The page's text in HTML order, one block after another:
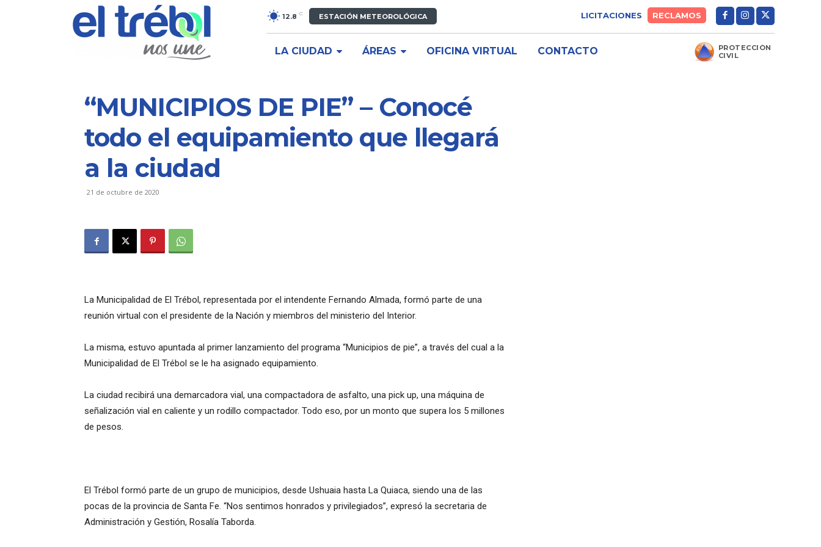
12.8 C ESTACIÓN METEOROLÓGICA LICITACIONES RECLAMOS
LA CIUDAD ÁREAS OFICINA VIRTUAL CONTACTO
PROTECCIÓN
CIVIL
“MUNICIPIOS DE PIE” – Conocé
todo el equipamiento que llegará
a la ciudad
21 de octubre de 2020
La Municipalidad de El Trébol, representada por el intendente Fernando Almada, formó parte de una
reunión virtual con el presidente de la Nación y miembros del ministerio del Interior.
La misma, estuvo apuntada al primer lanzamiento del programa “Municipios de pie”, a través del cual a la
Municipalidad de El Trébol se le ha asignado equipamiento.
La ciudad recibirá una demarcadora vial, una compactadora de asfalto, una pick up, una máquina de
señalización vial en caliente y un rodillo compactador. Todo eso, por un monto que supera los 5 millones
de pesos.
El Trébol formó parte de un grupo de municipios, desde Ushuaia hasta La Quiaca, siendo una de las
pocas de la provincia de Santa Fe. “Nos sentimos honrados y privilegiados”, expresó la secretaria de
Administración y Gestión, Rosalía Taborda.